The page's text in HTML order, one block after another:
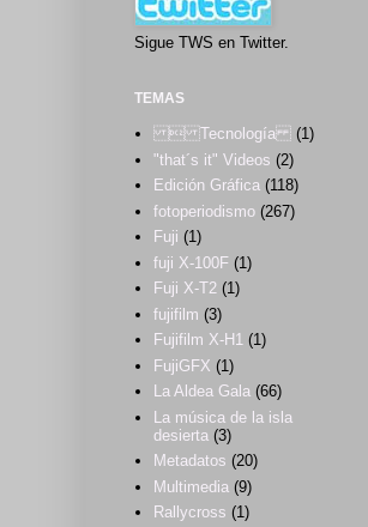
Sigue TWS en Twitter.
TEMAS
 Tecnología (1)
"that´s it" Videos (2)
Edición Gráfica (118)
fotoperiodismo (267)
Fuji (1)
fuji X-100F (1)
Fuji X-T2 (1)
fujifilm (3)
Fujifilm X-H1 (1)
FujiGFX (1)
La Aldea Gala (66)
La música de la isla
desierta (3)
Metadatos (20)
Multimedia (9)
Rallycross (1)